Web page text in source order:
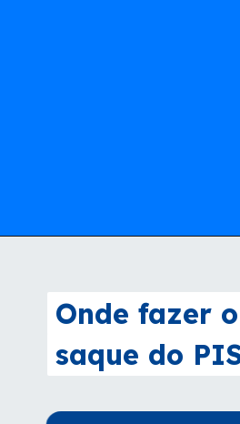
Onde fazer o
saque do
Onde fazer o
saque do